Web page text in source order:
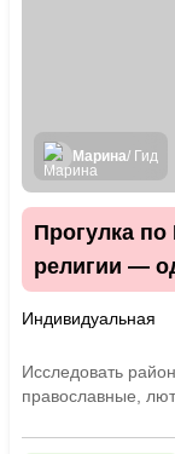
Марина/ Гид
Прогулка
религии —
Индивидуальная
Исследовать
православные,